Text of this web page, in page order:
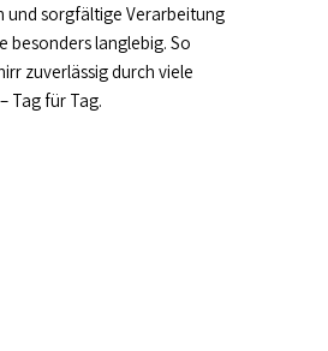
und sorgfältige Verarbeitung
besonders langlebig. So
zuverlässig durch viele
Tag für Tag.